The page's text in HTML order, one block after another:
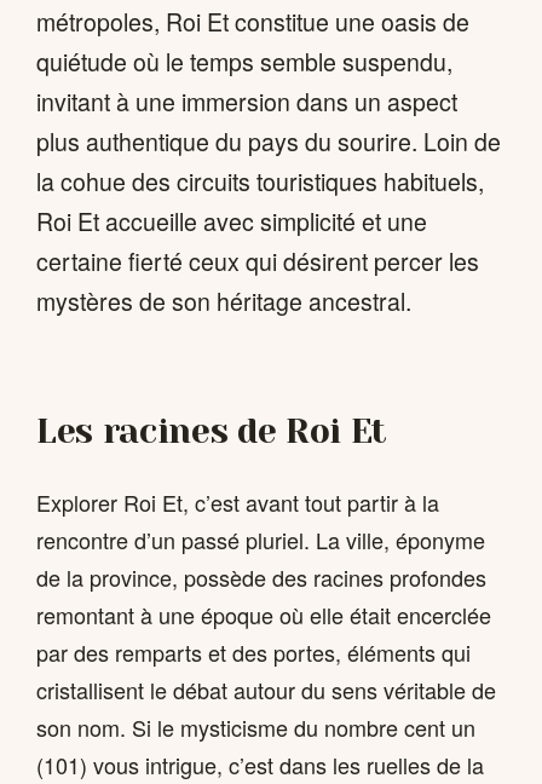
métropoles, Roi Et constitue une oasis de
quiétude où le temps semble suspendu,
invitant à une immersion dans un aspect
plus authentique du pays du sourire. Loin de
la cohue des circuits touristiques habituels,
Roi Et accueille avec simplicité et une
certaine fierté ceux qui désirent percer les
mystères de son héritage ancestral.
Les racines de Roi Et
Explorer Roi Et, c’est avant tout partir à la
rencontre d’un passé pluriel. La ville, éponyme
de la province, possède des racines profondes
remontant à une époque où elle était encerclée
par des remparts et des portes, éléments qui
cristallisent le débat autour du sens véritable de
son nom. Si le mysticisme du nombre cent un
(101) vous intrigue, c’est dans les ruelles de la